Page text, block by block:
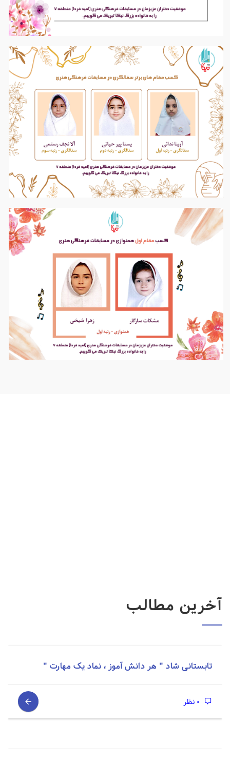
آخرین مطالب
تابستانی شاد " هر دانش آموز ، نماد یک مهارت "